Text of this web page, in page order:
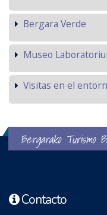
Bergara Verde
Museo
Visitas en el
Bergarako Turismo
Contacto